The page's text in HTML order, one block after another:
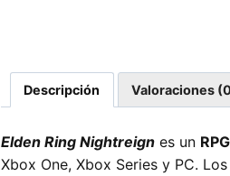
Descripción Valoraciones
Elden Ring Nightreign es un
Xbox One, Xbox Series y PC.